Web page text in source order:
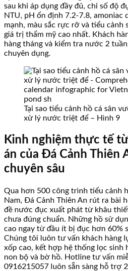
sau khi áp dụng đầy đủ, chỉ số độ
NTU, pH ổn định 7.2-7.8, amoniac
mạnh, màu sắc rực rỡ và tiểu
giá trị thẩm mỹ cao nhất. Khách
hàng tháng và kiểm tra nước 2
chuyên dụng.
Tại sao tiểu cảnh hồ cá sân
xử lý nước triệt để – Hình 9
Kinh nghiệm thực tế
án của Đá Cảnh Thiên
chuyên sâu
Qua hơn 500 công trình tiểu cảnh
Nam, Đá Cảnh Thiên An rút ra bài
đề nước đục xuất phát từ khâu
chưa đúng chuẩn. Những hồ sử
cao ngay từ đầu ít bị đục hơn 60%
Chúng tôi luôn tư vấn khách hàng
xốp cao, kết hợp hệ thống lọc sinh
non bộ và bờ hồ. Hotline tư vấn
0916215057 luôn sẵn sàng hỗ trợ